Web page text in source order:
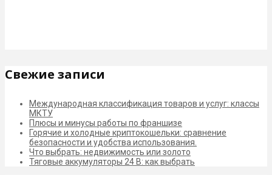
Свежие записи
Международная классификация товаров и услуг: классы
МКТУ
Плюсы и минусы работы по франшизе
Горячие и холодные криптокошельки: сравнение
безопасности и удобства использования.
Что выбрать: недвижимость или золото
Тяговые аккумуляторы 24 В: как выбрать